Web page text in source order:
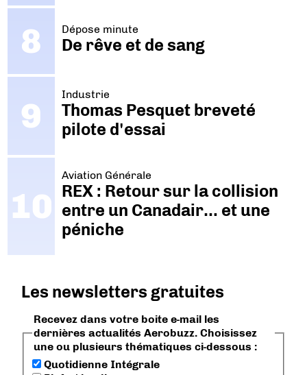
Dépose minute
De rêve et de sang
Industrie
Thomas Pesquet breveté
pilote d'essai
Aviation Générale
REX : Retour sur la collision
entre un Canadair… et une
péniche
Les newsletters gratuites
Recevez dans votre boite e-mail les
dernières actualités Aerobuzz. Choisissez
une ou plusieurs thématiques ci-dessous :
Quotidienne Intégrale